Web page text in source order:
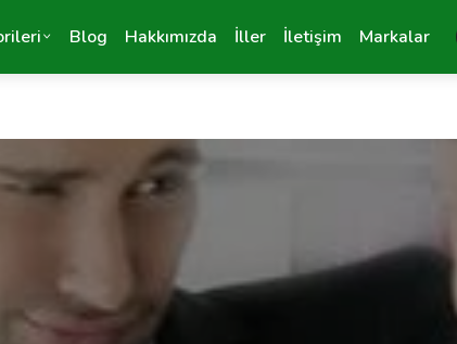
Blog Hakkımızda İller İletişim Markalar